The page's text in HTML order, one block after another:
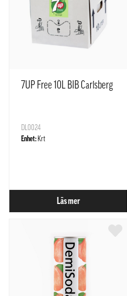
7UP Free 10L BIB Carlsberg
DL0024
Enhet: Krt
Läs mer